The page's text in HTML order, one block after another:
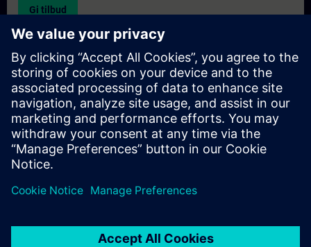
Gi tilbud
Forespørsel om eksklusiv opplæring
Fyll ut skjemaet nedenfor hvis du ønsker et tilbud på et
eksklusivt kurs, enten på stedet, virtuelt eller på vårt SITRAIN-
kurssenter. Denne typen forespørsel passer for større grupper (6
personer eller flere). Etter at du har oppgitt kontaktinformasjon
og kursbehov, vil du motta et tilbud fra oss.
Be om eksklusivt tilbud